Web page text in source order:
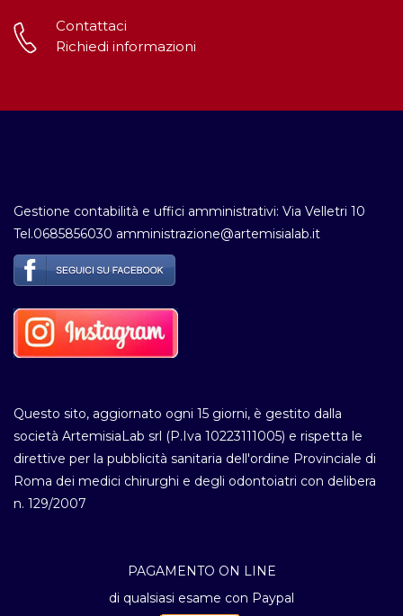
Contattaci
Richiedi informazioni
Gestione contabilità e uffici amministrativi: Via Velletri 10
Tel.0685856030 amministrazione@artemisialab.it
Questo sito, aggiornato ogni 15 giorni, è gestito dalla
società ArtemisiaLab srl (P.Iva 10223111005) e rispetta le
direttive per la pubblicità sanitaria dell'ordine Provinciale di
Roma dei medici chirurghi e degli odontoiatri con delibera
n. 129/2007
PAGAMENTO ON LINE
di qualsiasi esame con Paypal